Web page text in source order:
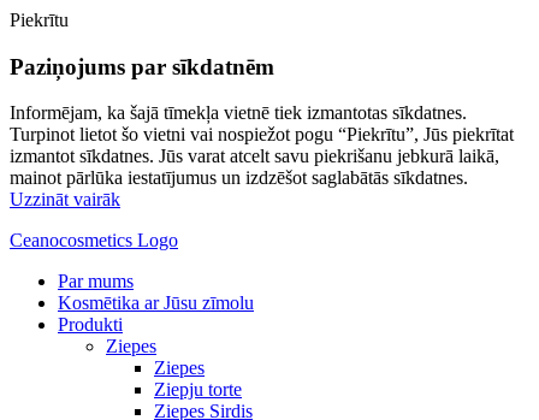
Piekrītu
Paziņojums par sīkdatnēm
Informējam, ka šajā tīmekļa vietnē tiek izmantotas sīkdatnes.
Turpinot lietot šo vietni vai nospiežot pogu “Piekrītu”, Jūs piekrītat
izmantot sīkdatnes. Jūs varat atcelt savu piekrišanu jebkurā laikā,
mainot pārlūka iestatījumus un izdzēšot saglabātās sīkdatnes.
Uzzināt vairāk
Ceanocosmetics Logo
Par mums
Kosmētika ar Jūsu zīmolu
Produkti
Ziepes
Ziepes
Ziepju torte
Ziepes Sirdis